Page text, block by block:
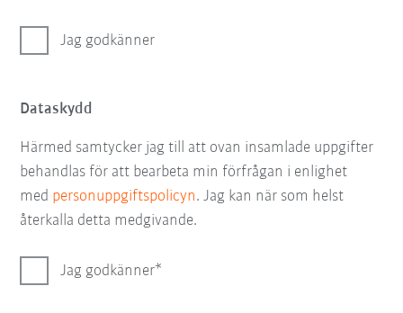
Jag godkänner
Dataskydd
Härmed samtycker jag till att ovan insamlade uppgifter
behandlas för att bearbeta min förfrågan i enlighet
med personuppgiftspolicyn. Jag kan när som helst
återkalla detta medgivande.
Jag godkänner